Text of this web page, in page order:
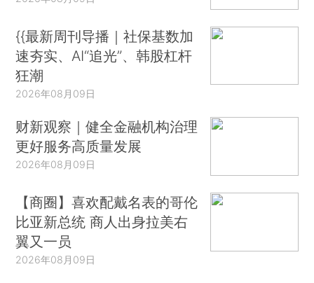
{{最新周刊导播｜社保基数加
速夯实、AI“追光”、韩股杠杆
狂潮
2026年08月09日
财新观察｜健全金融机构治理
更好服务高质量发展
2026年08月09日
【商圈】喜欢配戴名表的哥伦
比亚新总统 商人出身拉美右
翼又一员
2026年08月09日